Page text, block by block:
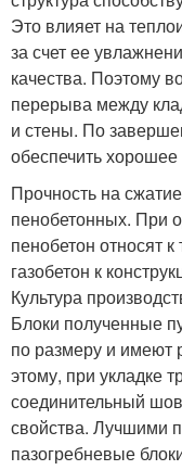
Это влияет на
за счет ее
качества. Поэтому
перерыва между
и стены. По
обеспечить
Прочность на
пенобетонных. При
пенобетон относят
газобетон к
Культура
Блоки полученные
по размеру и имеют
этому, при укладке
соединительный
свойства. Лучшими
пазогребневые